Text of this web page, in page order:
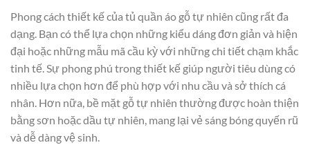
Phong cách thiết kế của tủ quần áo gỗ tự nhiên cũng rất đa
dạng. Bạn có thể lựa chọn những kiểu dáng đơn giản và hiện
đại hoặc những mẫu mã cầu kỳ với những chi tiết chạm khắc
tinh tế. Sự phong phú trong thiết kế giúp người tiêu dùng có
nhiều lựa chọn hơn để phù hợp với nhu cầu và sở thích cá
nhân. Hơn nữa, bề mặt gỗ tự nhiên thường được hoàn thiện
bằng sơn hoặc dầu tự nhiên, mang lại vẻ sáng bóng quyến rũ
và dễ dàng vệ sinh.